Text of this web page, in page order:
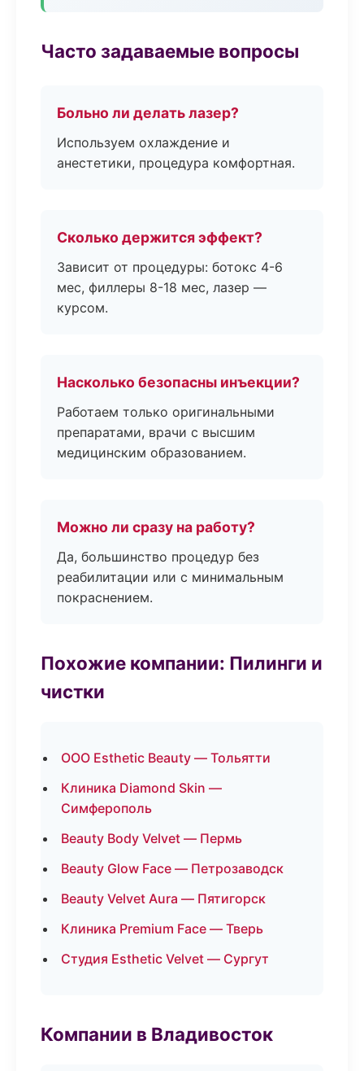
Часто задаваемые вопросы
Больно ли делать лазер?
Используем охлаждение и
анестетики, процедура комфортная.
Сколько держится эффект?
Зависит от процедуры: ботокс 4-6
мес, филлеры 8-18 мес, лазер —
курсом.
Насколько безопасны инъекции?
Работаем только оригинальными
препаратами, врачи с высшим
медицинским образованием.
Можно ли сразу на работу?
Да, большинство процедур без
реабилитации или с минимальным
покраснением.
Похожие компании: Пилинги и
чистки
ООО Esthetic Beauty — Тольятти
Клиника Diamond Skin —
Симферополь
Beauty Body Velvet — Пермь
Beauty Glow Face — Петрозаводск
Beauty Velvet Aura — Пятигорск
Клиника Premium Face — Тверь
Студия Esthetic Velvet — Сургут
Компании в Владивосток